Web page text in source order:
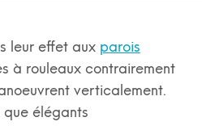
leur effet aux parois
à rouleaux contrairement
verticalement.
que élégants